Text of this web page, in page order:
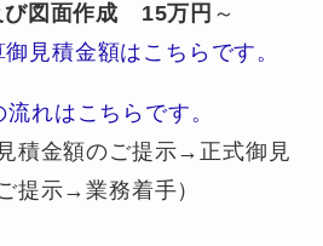
図面作成 15万円 ～
見積金額はこちらです。
流れはこちらです。
積金額のご提示→正式御見
提示→業務着手）